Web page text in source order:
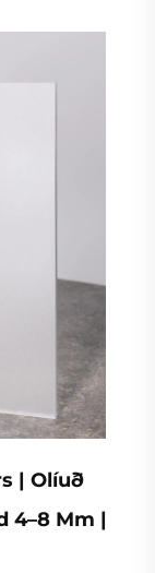
| Olíuð
4–8 Mm |